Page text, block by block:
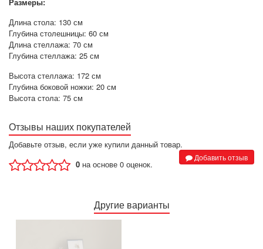
Длина стола: 130 см
Глубина столешницы: 60 см
Длина стеллажа: 70 см
Глубина стеллажа: 25 см
Высота стеллажа: 172 см
Глубина боковой ножки: 20 см
Высота стола: 75 см
Отзывы наших покупателей
Добавьте отзыв, если уже купили данный товар.
Добавить отзыв
0 на основе 0 оценок.
Другие варианты